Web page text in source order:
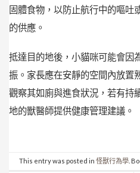
固體食物，以防止航行中的嘔吐
的供應。
抵達目的地後，小貓咪可能會因
振。家長應在安靜的空間內放置
觀察其如廁與進食狀況，若有持
地的獸醫師提供健康管理建議。
This entry was posted in 怪獸行為學.